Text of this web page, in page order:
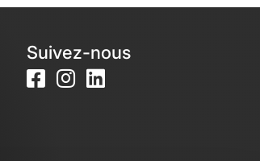
Suivez-nous